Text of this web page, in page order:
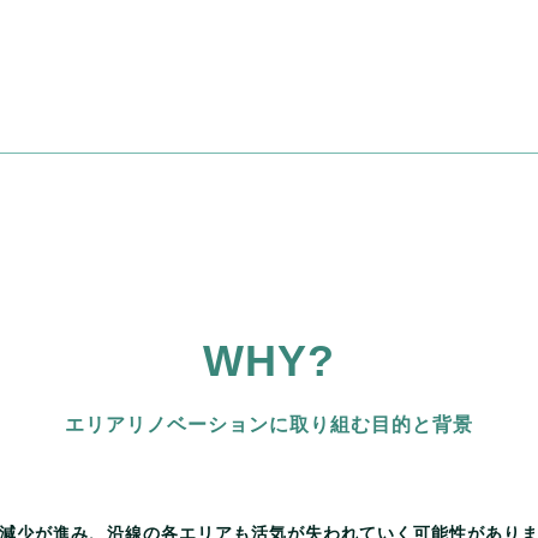
WHY?
エリアリノベーションに取り組む目的と背景
少が進み、沿線の各エリアも活気が失われていく可能性があり